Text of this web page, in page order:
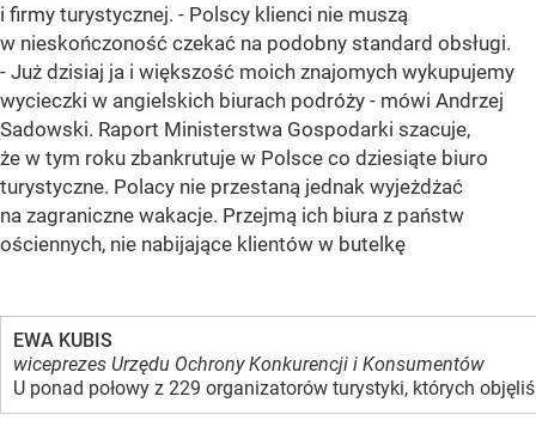
i firmy turystycznej. - Polscy klienci nie muszą
w nieskończoność czekać na podobny standard obsługi.
- Już dzisiaj ja i większość moich znajomych wykupujemy
wycieczki w angielskich biurach podróży - mówi Andrzej
Sadowski. Raport Ministerstwa Gospodarki szacuje,
że w tym roku zbankrutuje w Polsce co dziesiąte biuro
turystyczne. Polacy nie przestaną jednak wyjeżdżać
na zagraniczne wakacje. Przejmą ich biura z państw
ościennych, nie nabijające klientów w butelkę
EWA KUBIS
wiceprezes Urzędu Ochrony Konkurencji i Konsumentów
U ponad połowy z 229 organizatorów turystyki, których